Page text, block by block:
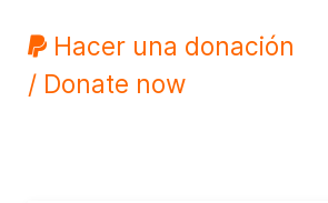
Hacer una donación
/ Donate now